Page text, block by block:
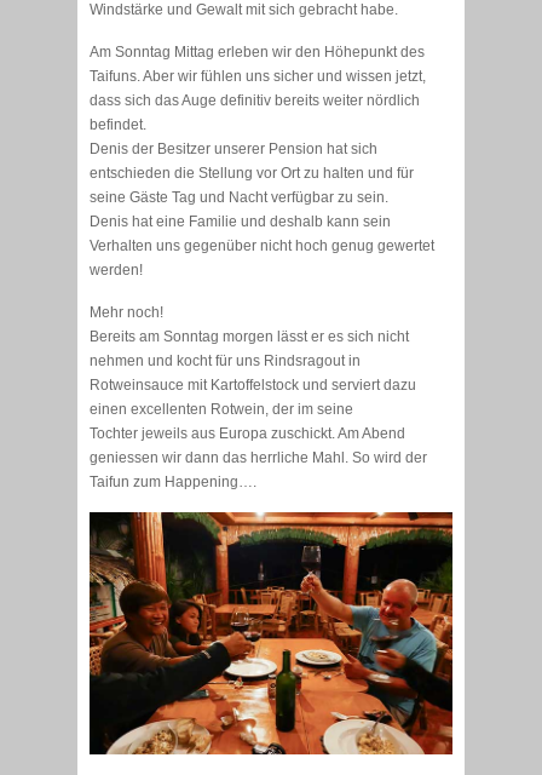
Windstärke und Gewalt mit sich gebracht habe.
Am Sonntag Mittag erleben wir den Höhepunkt des
Taifuns. Aber wir fühlen uns sicher und wissen jetzt,
dass sich das Auge definitiv bereits weiter nördlich
befindet.
Denis der Besitzer unserer Pension hat sich
entschieden die Stellung vor Ort zu halten und für
seine Gäste Tag und Nacht verfügbar zu sein.
Denis hat eine Familie und deshalb kann sein
Verhalten uns gegenüber nicht hoch genug gewertet
werden!
Mehr noch!
Bereits am Sonntag morgen lässt er es sich nicht
nehmen und kocht für uns Rindsragout in
Rotweinsauce mit Kartoffelstock und serviert dazu
einen excellenten Rotwein, der im seine
Tochter jeweils aus Europa zuschickt. Am Abend
geniessen wir dann das herrliche Mahl. So wird der
Taifun zum Happening….